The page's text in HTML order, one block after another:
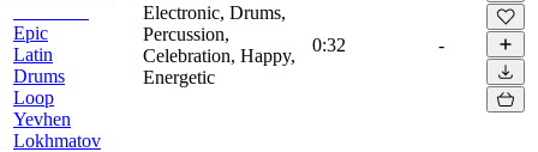
Epic
Latin
Drums
Loop
Yevhen
Lokhmatov
Electronic, Drums,
Percussion,
Celebration, Happy,
Energetic
0:32 -